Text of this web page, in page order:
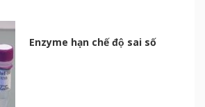
Enzyme hạn chế độ sai số